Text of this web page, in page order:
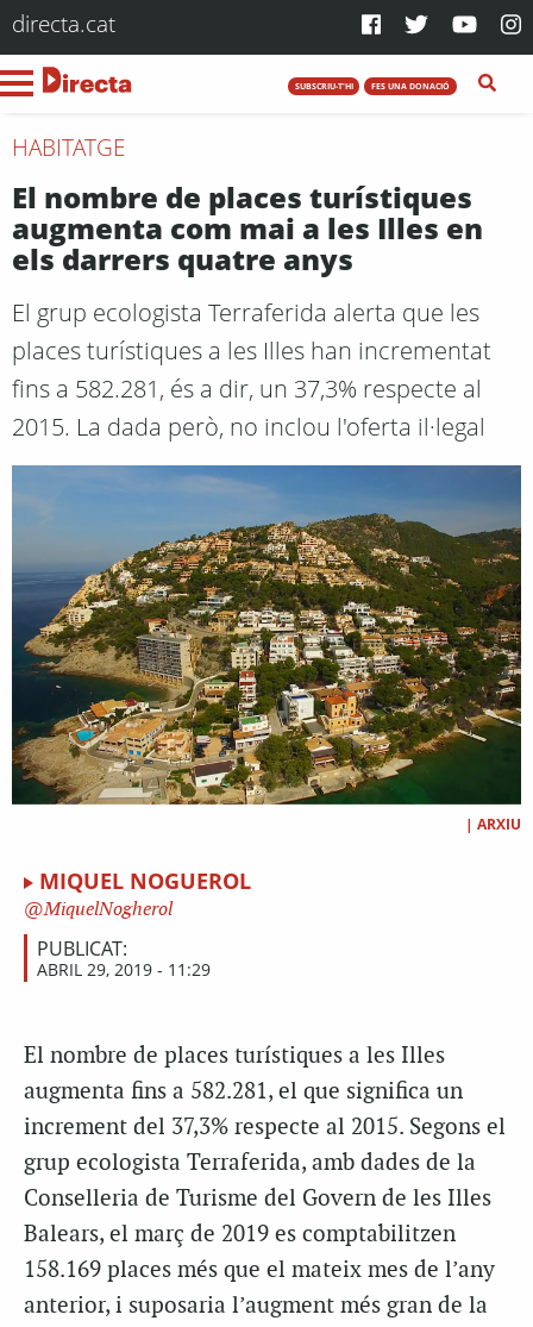
directa.cat
SUBSCRIU-T'HI FES UNA DONACIÓ
HABITATGE
El nombre de places turístiques
augmenta com mai a les Illes en
els darrers quatre anys
El grup ecologista Terraferida alerta que les
places turístiques a les Illes han incrementat
fins a 582.281, és a dir, un 37,3% respecte al
2015. La dada però, no inclou l'oferta il·legal
| ARXIU
MIQUEL NOGUEROL
MiquelNogherol
PUBLICAT:
ABRIL 29, 2019 - 11:29
El nombre de places turístiques a les Illes
augmenta fins a 582.281, el que significa un
increment del 37,3% respecte al 2015. Segons el
grup ecologista Terraferida, amb dades de la
Conselleria de Turisme del Govern de les Illes
Balears, el març de 2019 es comptabilitzen
158.169 places més que el mateix mes de l’any
anterior, i suposaria l’augment més gran de la